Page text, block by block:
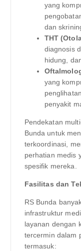
yang
dan
THT
diagnosis
hidung,
yang
penyakit
Pendekatan
Bunda untuk
terkoordinasi,
perhatian medis
spesifik mereka.
Fasilitas dan
RS Bunda
infrastruktur
layanan dengan
tercermin dalam
termasuk: